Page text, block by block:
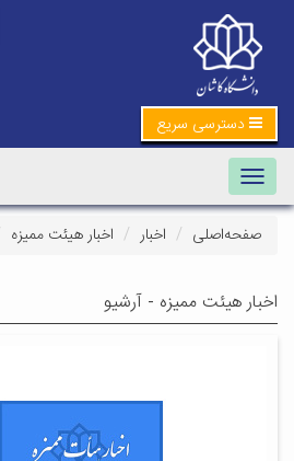
دسترسی سریع
Toggle navigation
صفحه‌اصلی اخبار اخبار هیئت ممیزه
اخبار هیئت ممیزه - آرشیو